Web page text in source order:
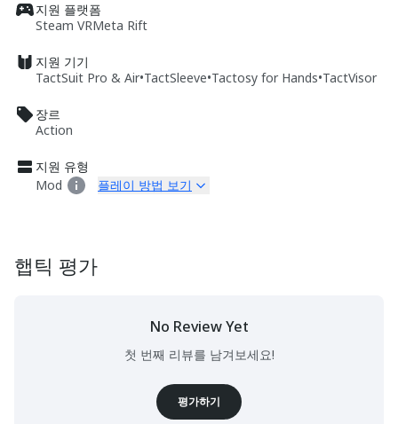
지원 플랫폼
Steam VRMeta Rift
지원 기기
TactSuit Pro & Air•TactSleeve•Tactosy for Hands•TactVisor
장르
Action
지원 유형
Mod
플레이 방법 보기
햅틱 평가
No Review Yet
첫 번째 리뷰를 남겨보세요!
평가하기